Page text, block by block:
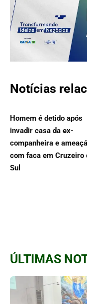
Notícias
Homem é detido após
invadir casa da ex-
companheira e
com faca em Cruzeiro
Sul
ÚLTIMAS